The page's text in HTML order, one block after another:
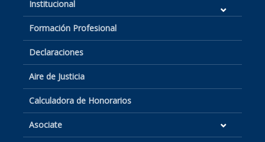
Institucional
Formación Profesional
Declaraciones
Aire de Justicia
Calculadora de Honorarios
Asociate